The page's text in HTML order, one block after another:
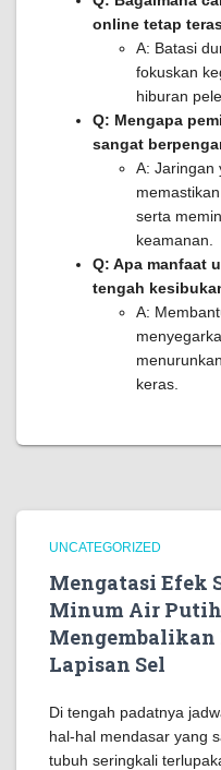
online tetap
A: Batasi
fokuskan
hiburan
Q: Mengapa
sangat
A: Jaringan
serta
keamanan.
Q: Apa manfaat
tengah
A:
keras.
UNCATEGORIZED
Mengatasi Efek
Minum Air Putih
Lapisan Sel
Di tengah padatnya
hal-hal mendasar yang
tubuh seringkali